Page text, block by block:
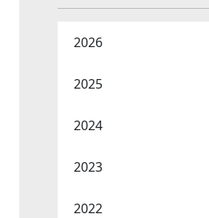
2026
2025
2024
2023
2022